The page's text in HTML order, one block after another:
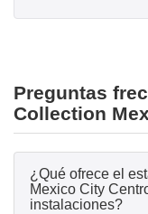
Preguntas
Collection
¿Qué ofrece el
Mexico City
instalaciones?